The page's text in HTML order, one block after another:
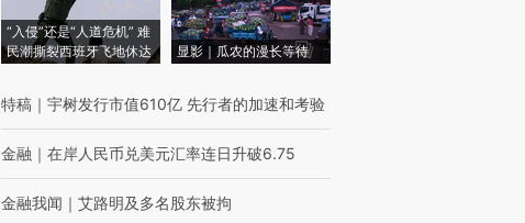
“入侵”还是“人道危机” 难
民潮撕裂西班牙飞地休达
显影｜瓜农的漫长等待
特稿 ｜ 宇树发行市值610亿 先行者的加速和考验
金融 ｜ 在岸人民币兑美元汇率连日升破6.75
金融我闻 ｜ 艾路明及多名股东被拘